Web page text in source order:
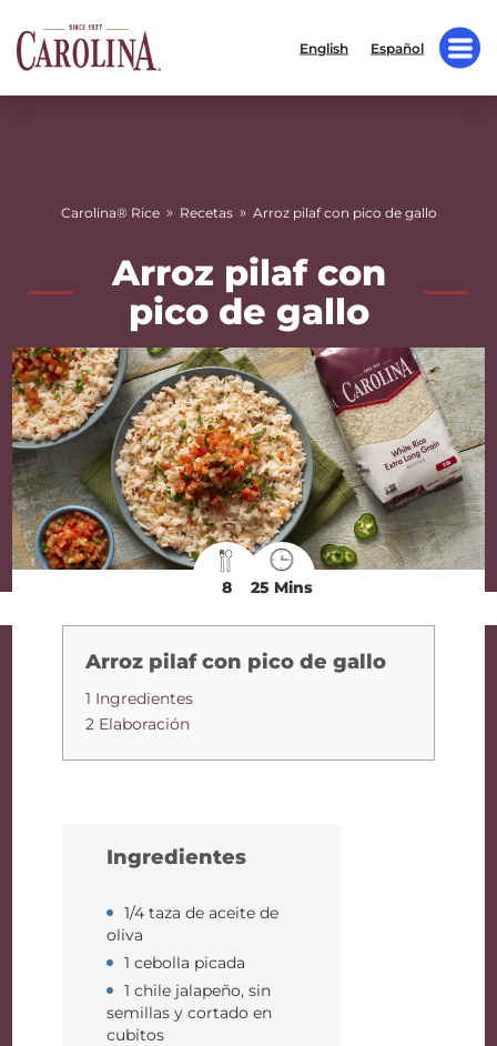
English Español
Carolina® Rice » Recetas » Arroz pilaf con pico de gallo
Arroz pilaf con
pico de gallo
8 25 Mins
Arroz pilaf con pico de gallo
1 Ingredientes
2 Elaboración
Ingredientes
1/4 taza de aceite de
oliva
1 cebolla picada
1 chile jalapeño, sin
semillas y cortado en
cubitos